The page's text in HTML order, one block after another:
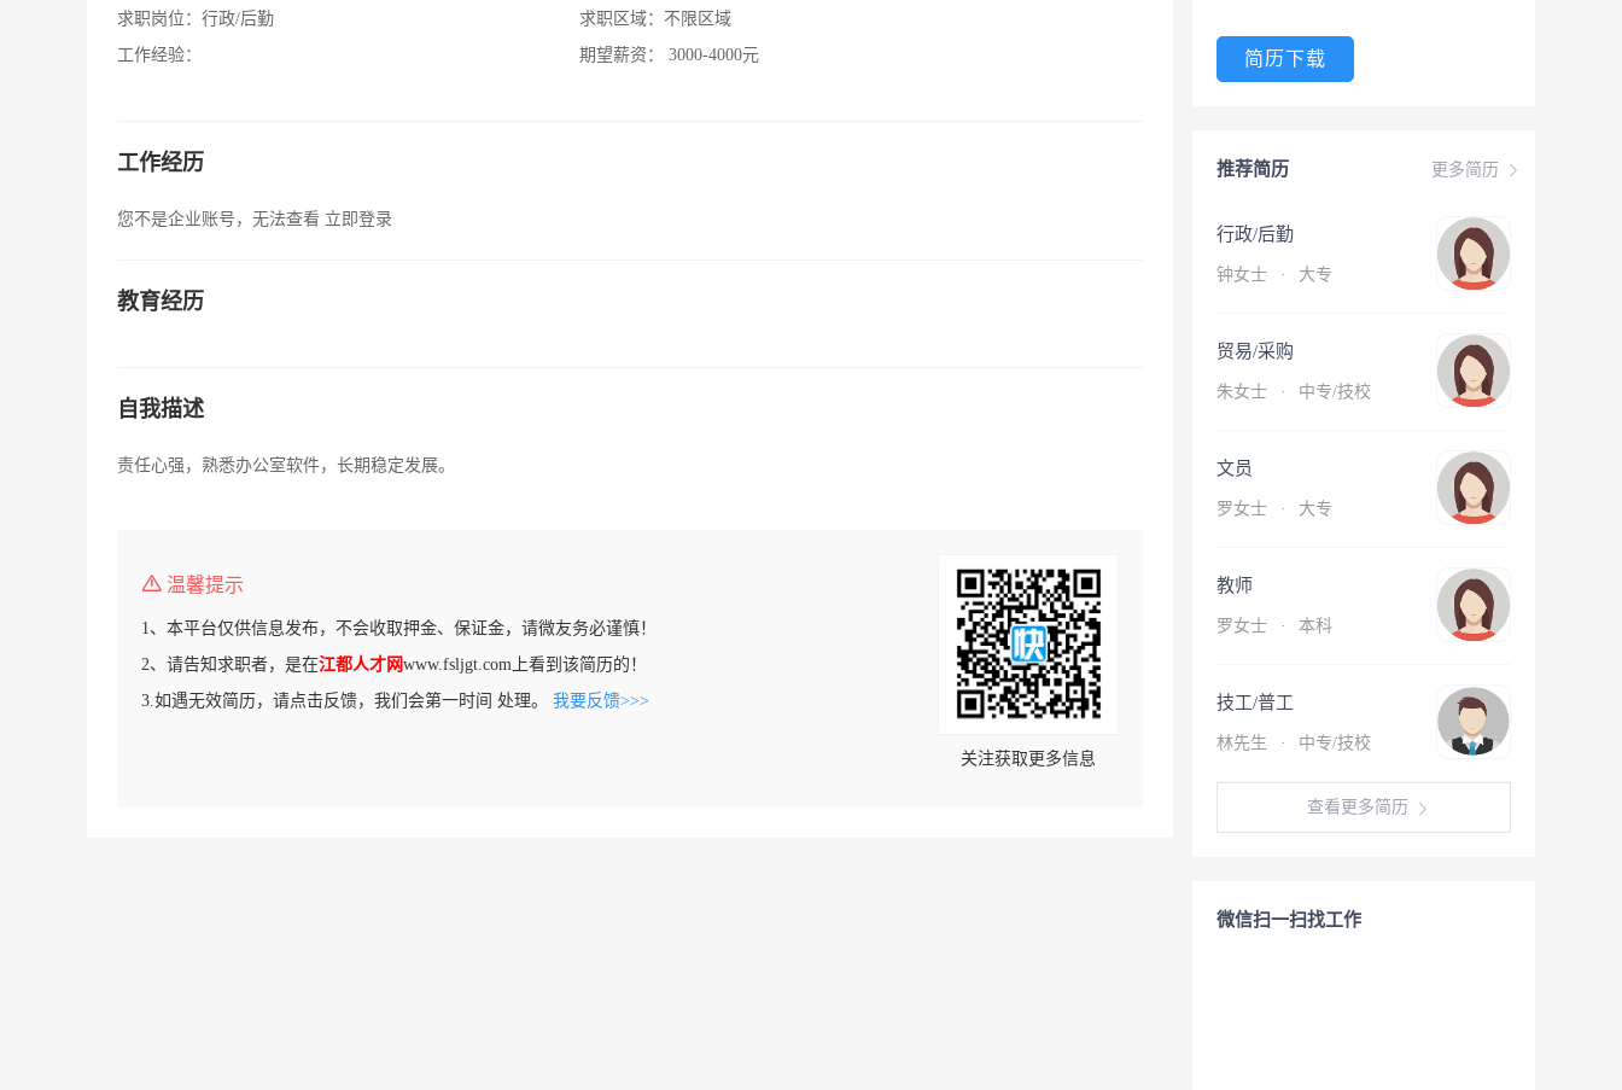
求职岗位： 行政/后勤
工作经验：
求职区域： 不限区域
期望薪资：
3000-4000元
工作经历
您不是企业账号，无法查看 立即登录
教育经历
自我描述
责任心强，熟悉办公室软件，长期稳定发展。
温馨提示
1、本平台仅供信息发布，不会收取押金、保证金，请微友务必谨慎！
2、请告知求职者，是在江都人才网www.fsljgt.com上看到该简历的！
3.如遇无效简历，请点击反馈，我们会第一时间 处理。 我要反馈>>>
关注获取更多信息
简历下载
更多简历
推荐简历
行政/后勤
钟女士 · 大专
贸易/采购
朱女士 · 中专/技校
文员
罗女士 · 大专
教师
罗女士 · 本科
技工/普工
林先生 · 中专/技校
查看更多简历
微信扫一扫找工作